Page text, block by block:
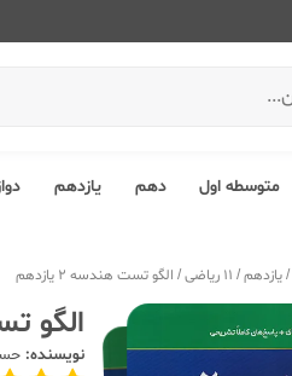
متوسطه اول دهم یازدهم
/یازدهم/ 11 ریاضی / الگو تست هندسه 2 یازدهم
الگو
نویسنده: